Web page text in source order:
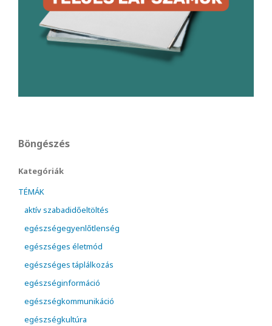
Böngészés
Kategóriák
TÉMÁK
aktív szabadidőeltöltés
egészségegyenlőtlenség
egészséges életmód
egészséges táplálkozás
egészséginformáció
egészségkommunikáció
egészségkultúra